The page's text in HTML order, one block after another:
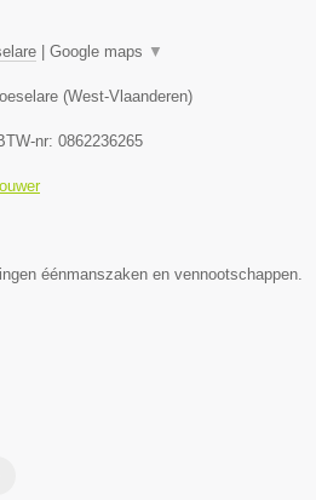
Google maps ▼
(West-Vlaanderen)
nr: 0862236265
éénmanszaken en vennootschappen.